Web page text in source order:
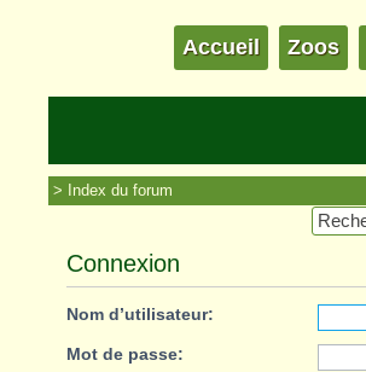
Accueil Zoos
Index du forum
Connexion
Nom d’utilisateur:
Mot de passe: